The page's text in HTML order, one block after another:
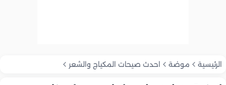
الرئيسية موضة احدث صيحات المكياج والشعر